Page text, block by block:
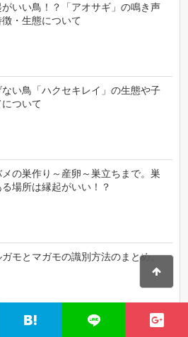
がいい鳥！？「アオサギ」の鳴き声
徴・生態について
ない鳥「ハクセキレイ」の生態や子
ついて
メの巣作り～産卵～巣立ちまで。巣
場所は縁起がいい！？
ガモとマガモの識別方法のまとめ。